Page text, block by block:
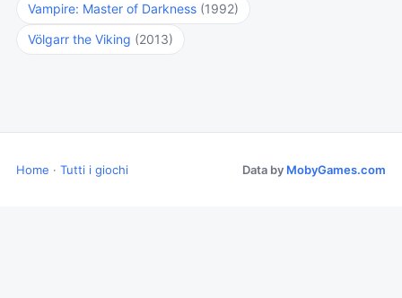
Vampire: Master of Darkness (1992)
Völgarr the Viking (2013)
Home · Tutti i giochi Data by MobyGames.com